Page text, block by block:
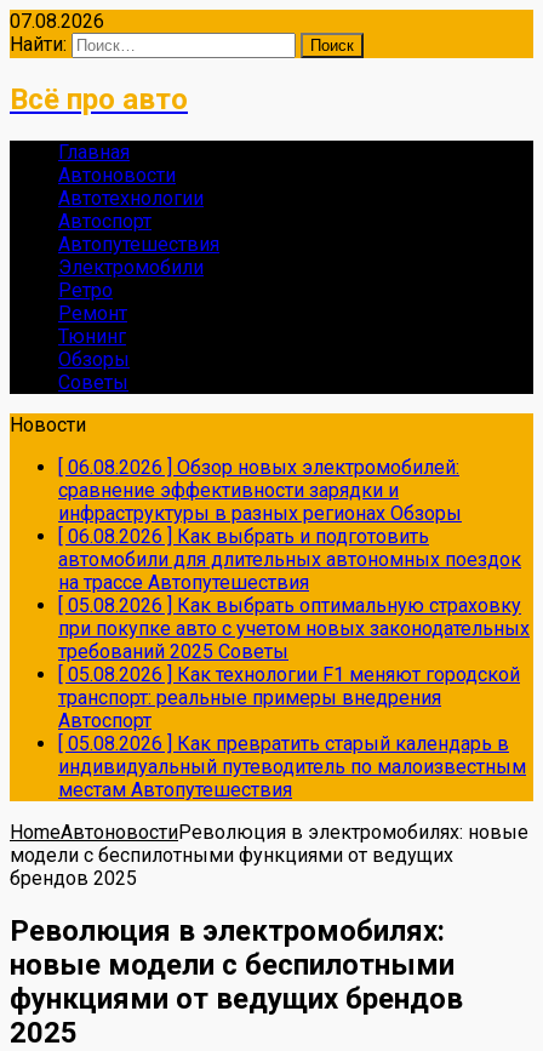
07.08.2026
Найти:
Всё про авто
Главная
Автоновости
Автотехнологии
Автоспорт
Автопутешествия
Электромобили
Ретро
Ремонт
Тюнинг
Обзоры
Советы
Новости
[ 06.08.2026 ] Обзор новых электромобилей:
сравнение эффективности зарядки и
инфраструктуры в разных регионах Обзоры
[ 06.08.2026 ] Как выбрать и подготовить
автомобили для длительных автономных поездок
на трассе Автопутешествия
[ 05.08.2026 ] Как выбрать оптимальную страховку
при покупке авто с учетом новых законодательных
требований 2025 Советы
[ 05.08.2026 ] Как технологии F1 меняют городской
транспорт: реальные примеры внедрения
Автоспорт
[ 05.08.2026 ] Как превратить старый календарь в
индивидуальный путеводитель по малоизвестным
местам Автопутешествия
HomeАвтоновостиРеволюция в электромобилях: новые
модели с беспилотными функциями от ведущих
брендов 2025
Революция в электромобилях:
новые модели с беспилотными
функциями от ведущих брендов
2025